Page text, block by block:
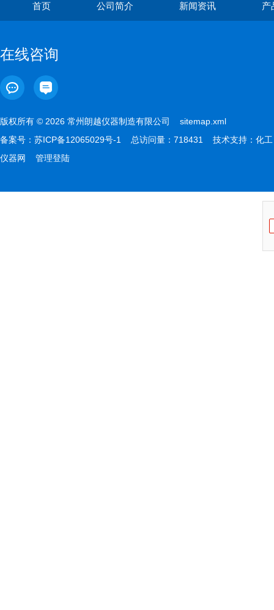
首页 公司简介 新闻资讯 产
在线咨询
版权所有 © 2026 常州朗越仪器制造有限公司 sitemap.xml
备案号： 苏ICP备12065029号-1 总访问量：718431 技术支持： 化工
仪器网
管理登陆